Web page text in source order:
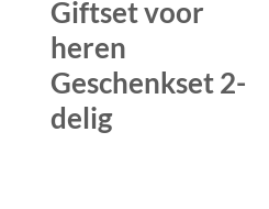
Giftset voor
heren
Geschenkset 2-
delig